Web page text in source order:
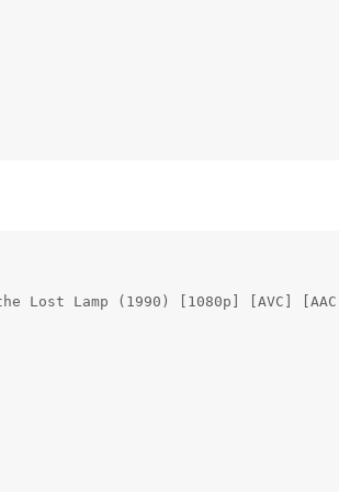
Lamp (1990) [1080p] [AVC] [AAC